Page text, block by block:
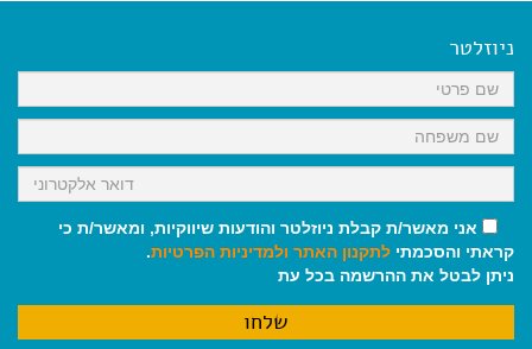
k
p
m
ניוזלטר
אני מאשר/ת קבלת ניוזלטר והודעות שיווקיות, ומאשר/ת כי
קראתי והסכמתי לתקנון האתר ולמדיניות הפרטיות.
ניתן לבטל את ההרשמה בכל עת